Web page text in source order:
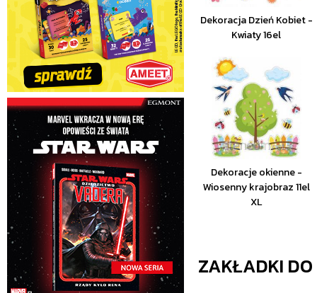
Dekoracja Dzień Kobiet -
Kwiaty 16el
Dekoracje okienne -
Wiosenny krajobraz 11el
XL
ZAKŁADKI